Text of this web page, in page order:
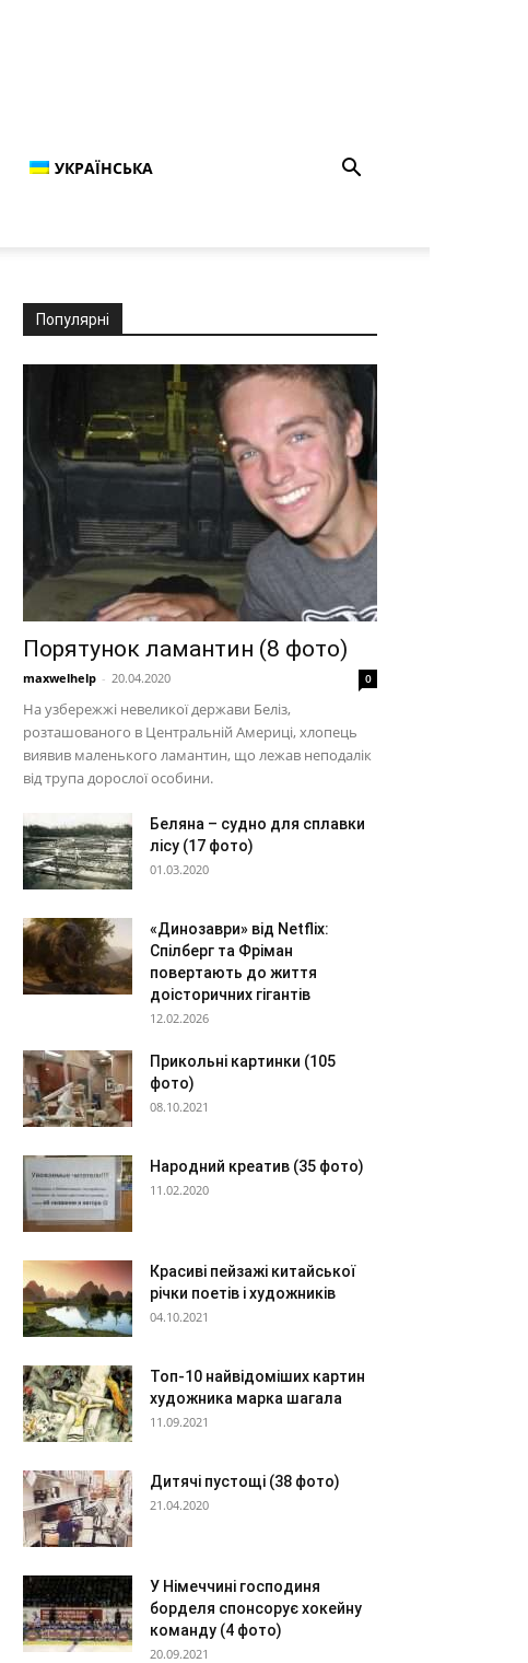
УКРАЇНСЬКА
Популярні
Порятунок ламантин (8 фото)
maxwelhelp - 20.04.2020 0
На узбережжі невеликої держави Беліз,
розташованого в Центральній Америці, хлопець
виявив маленького ламантин, що лежав неподалік
від трупа дорослої особини.
Беляна – судно для сплавки
лісу (17 фото)
01.03.2020
«Динозаври» від Netflix:
Спілберг та Фріман
повертають до життя
доісторичних гігантів
12.02.2026
Прикольні картинки (105
фото)
08.10.2021
Народний креатив (35 фото)
11.02.2020
Красиві пейзажі китайської
річки поетів і художників
04.10.2021
Топ-10 найвідоміших картин
художника марка шагала
11.09.2021
Дитячі пустощі (38 фото)
21.04.2020
У Німеччині господиня
борделя спонсорує хокейну
команду (4 фото)
20.09.2021